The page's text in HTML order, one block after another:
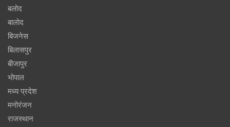
बलोद
बालोद
बिजनेस
बिलासपुर
बीजापुर
भोपाल
मध्य प्रदेश
मनोरंजन
राजस्थान